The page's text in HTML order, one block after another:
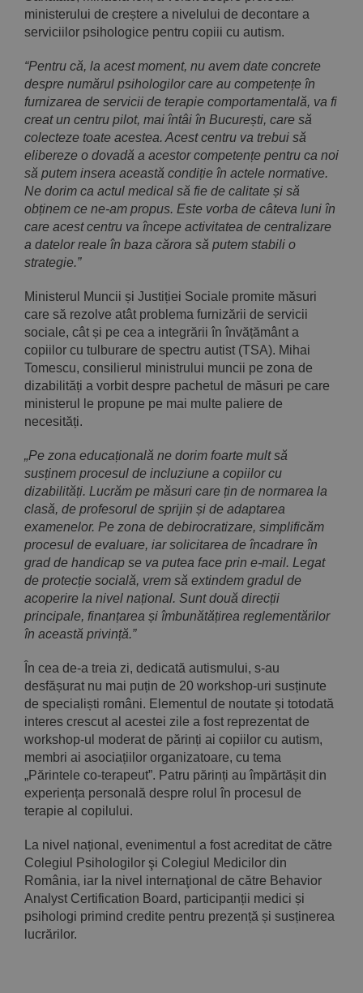
ministerului de creștere a nivelului de decontare a
serviciilor psihologice pentru copiii cu autism.
“Pentru că, la acest moment, nu avem date concrete
despre numărul psihologilor care au competențe în
furnizarea de servicii de terapie comportamentală, va fi
creat un centru pilot, mai întâi în București, care să
colecteze toate acestea. Acest centru va trebui să
elibereze o dovadă a acestor competențe pentru ca noi
să putem insera această condiție în actele normative.
Ne dorim ca actul medical să fie de calitate și să
obținem ce ne-am propus. Este vorba de câteva luni în
care acest centru va începe activitatea de centralizare
a datelor reale în baza cărora să putem stabili o
strategie.”
Ministerul Muncii și Justiției Sociale promite măsuri
care să rezolve atât problema furnizării de servicii
sociale, cât și pe cea a integrării în învățământ a
copiilor cu tulburare de spectru autist (TSA). Mihai
Tomescu, consilierul ministrului muncii pe zona de
dizabilități a vorbit despre pachetul de măsuri pe care
ministerul le propune pe mai multe paliere de
necesități.
„Pe zona educațională ne dorim foarte mult să
susținem procesul de incluziune a copiilor cu
dizabilități. Lucrăm pe măsuri care țin de normarea la
clasă, de profesorul de sprijin și de adaptarea
examenelor. Pe zona de debirocratizare, simplificăm
procesul de evaluare, iar solicitarea de încadrare în
grad de handicap se va putea face prin e-mail. Legat
de protecție socială, vrem să extindem gradul de
acoperire la nivel național. Sunt două direcții
principale, finanțarea și îmbunătățirea reglementărilor
în această privință.”
În cea de-a treia zi, dedicată autismului, s-au
desfășurat nu mai puțin de 20 workshop-uri susținute
de specialiști români. Elementul de noutate și totodată
interes crescut al acestei zile a fost reprezentat de
workshop-ul moderat de părinți ai copiilor cu autism,
membri ai asociațiilor organizatoare, cu tema
„Părintele co-terapeut”. Patru părinți au împărtășit din
experiența personală despre rolul în procesul de
terapie al copilului.
La nivel național, evenimentul a fost acreditat de către
Colegiul Psihologilor şi Colegiul Medicilor din
România, iar la nivel internaţional de către Behavior
Analyst Certification Board, participanții medici și
psihologi primind credite pentru prezență și susținerea
lucrărilor.